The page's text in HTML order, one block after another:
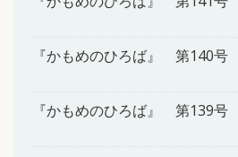
『かもめのひろば』 第140号
『かもめのひろば』 第139号